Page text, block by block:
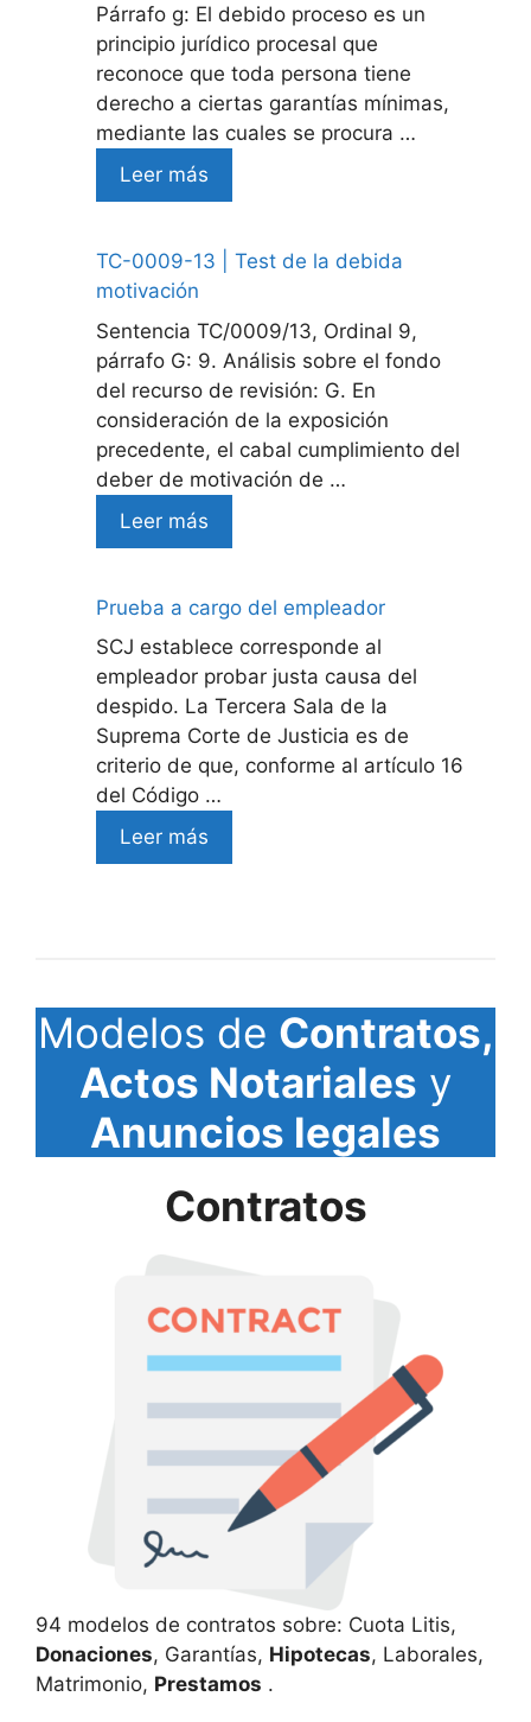
Párrafo g: El debido proceso es un
principio jurídico procesal que
reconoce que toda persona tiene
derecho a ciertas garantías mínimas,
mediante las cuales se procura …
Leer más
TC-0009-13 | Test de la debida
motivación
Sentencia TC/0009/13, Ordinal 9,
párrafo G: 9. Análisis sobre el fondo
del recurso de revisión: G. En
consideración de la exposición
precedente, el cabal cumplimiento del
deber de motivación de …
Leer más
Prueba a cargo del empleador
SCJ establece corresponde al
empleador probar justa causa del
despido. La Tercera Sala de la
Suprema Corte de Justicia es de
criterio de que, conforme al artículo 16
del Código …
Leer más
Modelos de Contratos,
Actos Notariales y
Anuncios legales
Contratos
94 modelos de contratos sobre: Cuota Litis,
Donaciones, Garantías, Hipotecas, Laborales,
Matrimonio, Prestamos .